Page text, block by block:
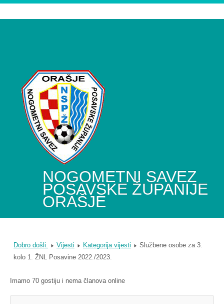
NOGOMETNI SAVEZ
POSAVSKE ŽUPANIJE
ORAŠJE
Dobro došli. Vijesti Kategorija vijesti
Službene osobe za 3.
kolo 1. ŽNL Posavine 2022./2023.
Imamo 70 gostiju i nema članova online